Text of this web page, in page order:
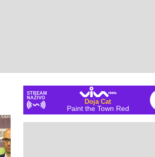
STREAM
NAŽIVO
Doja Cat
Paint the Town Red